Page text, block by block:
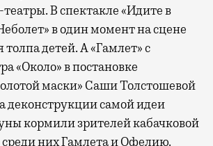
В спектакле «Идите в
в один момент на сцене
толпа детей. А «Гамлет» с
«Около» в постановке
маски» Саши Толстошевой
деконструкции самой идеи
кормили зрителей кабачковой
них Гамлета и Офелию.